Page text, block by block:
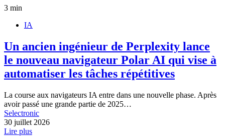
3 min
IA
Un ancien ingénieur de Perplexity lance
le nouveau navigateur Polar AI qui vise à
automatiser les tâches répétitives
La course aux navigateurs IA entre dans une nouvelle phase. Après
avoir passé une grande partie de 2025…
Selectronic
30 juillet 2026
Lire plus